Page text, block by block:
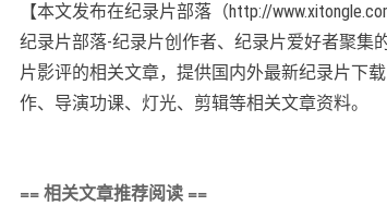
【本文发布在纪录片部落（http://
纪录片部落-纪录片创作者、纪录片爱好者聚集
片影评的相关文章，提供国内外最新纪录片下
作、导演功课、灯光、剪辑等相关文章资料。
== 相关文章推荐阅读 ==